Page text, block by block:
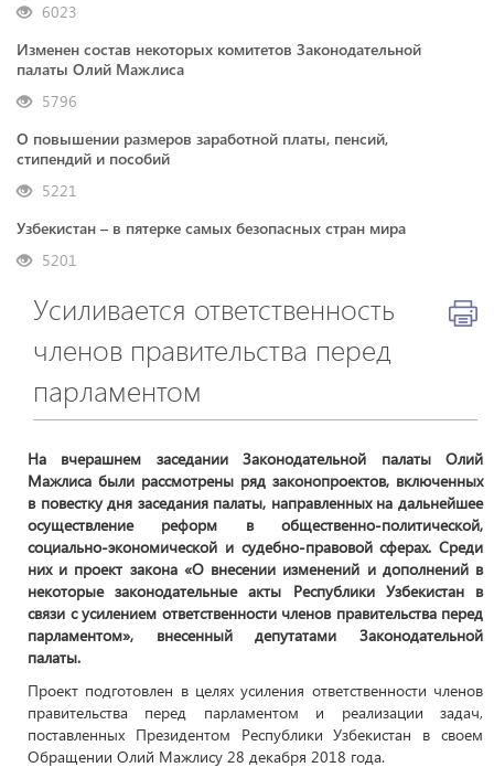
6023
Изменен состав некоторых комитетов Законодательной
палаты Олий Мажлиса
5796
О повышении размеров заработной платы, пенсий,
стипендий и пособий
5221
Узбекистан – в пятерке самых безопасных стран мира
5201
Усиливается ответственность
членов правительства перед
парламентом
На вчерашнем заседании Законодательной палаты Олий
Мажлиса были рассмотрены ряд законопроектов, включенных
в повестку дня заседания палаты, направленных на дальнейшее
осуществление реформ в общественно-политической,
социально-экономической и судебно-правовой сферах. Среди
них и проект закона «О внесении изменений и дополнений в
некоторые законодательные акты Республики Узбекистан в
связи с усилением ответственности членов правительства перед
парламентом», внесенный депутатами Законодательной
палаты.
Проект подготовлен в целях усиления ответственности членов
правительства перед парламентом и реализации задач,
поставленных Президентом Республики Узбекистан в своем
Обращении Олий Мажлису 28 декабря 2018 года.